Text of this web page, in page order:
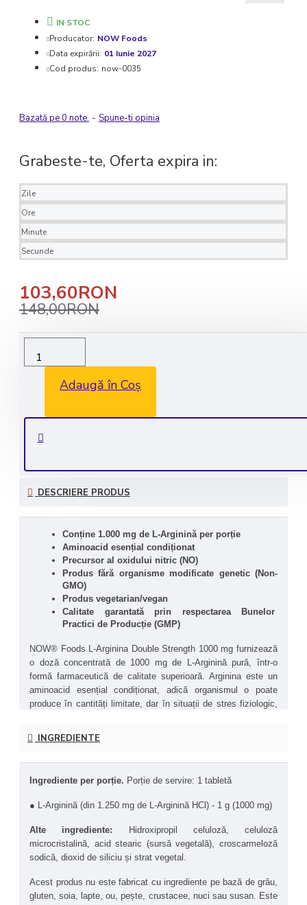
IN STOC
Producator: NOW Foods
Data expirării: 01 Iunie 2027
Cod produs: now-0035
Bazată pe 0 note. - Spune-ti opinia
Grabeste-te, Oferta expira in:
Zile
Ore
Minute
Secunde
103,60RON
148,00RON
Adaugă în Coș
Livrare rapida in 1-2 zile lucratoare
DESCRIERE PRODUS
Conține 1.000 mg de L-Arginină per porție
Aminoacid esențial condiționat
Precursor al oxidului nitric (NO)
Produs fără organisme modificate genetic (Non-
GMO)
Produs vegetarian/vegan
Calitate garantată prin respectarea Bunelor
Practici de Producție (GMP)
NOW® Foods L-Arginina Double Strength 1000 mg furnizează
o doză concentrată de 1000 mg de L-Arginină pură, într-o
formă farmaceutică de calitate superioară. Arginina este un
aminoacid esențial condiționat, adică organismul o poate
produce în cantități limitate, dar în situații de stres fiziologic,
L-Arginina este implicată direct în ciclul ureei, facilitând
esențială pentru regenerarea și menținerea masei musculare.
Rolul său esențial constă în faptul că este precursor al
relaxează și dilată vasele de sânge. Prin acest mecanism,
susține circulația, îmbunătățește oxigenarea țesuturilor,
contribuie la reglarea tensiunii arteriale și susține funcția
cardiovasculară și endotelială.
Studii științifice arată că suplimentarea cu L-Arginină poate
INGREDIENTE
Ingrediente per porție. Porție de servire: 1 tabletă
● L-Arginină (din 1.250 mg de L-Arginină HCl) - 1 g (1000 mg)
Alte ingrediente: Hidroxipropil celuloză, celuloză
microcristalină, acid stearic (sursă vegetală), croscarmeloză
sodică, dioxid de siliciu și strat vegetal.
Acest produs nu este fabricat cu ingrediente pe bază de grâu,
gluten, soia, lapte, ou, pește, crustacee, nuci sau susan. Este